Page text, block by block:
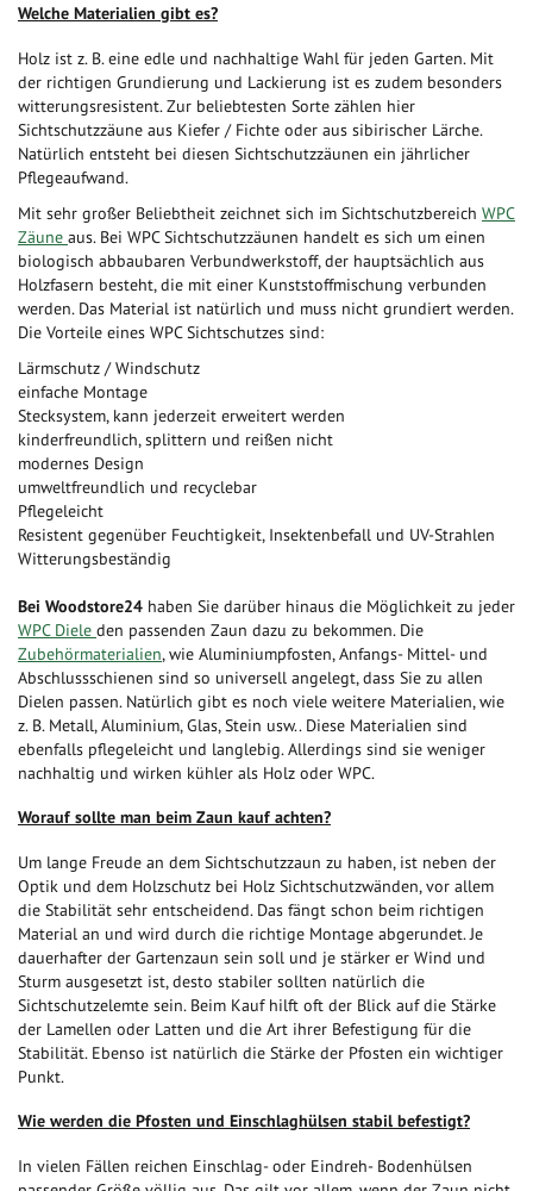
Welche Materialien gibt es?
Holz ist z. B. eine edle und nachhaltige Wahl für jeden Garten. Mit
der richtigen Grundierung und Lackierung ist es zudem besonders
witterungsresistent. Zur beliebtesten Sorte zählen hier
Sichtschutzzäune aus Kiefer / Fichte oder aus sibirischer Lärche.
Natürlich entsteht bei diesen Sichtschutzzäunen ein jährlicher
Pflegeaufwand.
Mit sehr großer Beliebtheit zeichnet sich im Sichtschutzbereich WPC
Zäune aus. Bei WPC Sichtschutzzäunen handelt es sich um einen
biologisch abbaubaren Verbundwerkstoff, der hauptsächlich aus
Holzfasern besteht, die mit einer Kunststoffmischung verbunden
werden. Das Material ist natürlich und muss nicht grundiert werden.
Die Vorteile eines WPC Sichtschutzes sind:
Lärmschutz / Windschutz
einfache Montage
Stecksystem, kann jederzeit erweitert werden
kinderfreundlich, splittern und reißen nicht
modernes Design
umweltfreundlich und recyclebar
Pflegeleicht
Resistent gegenüber Feuchtigkeit, Insektenbefall und UV-Strahlen
Witterungsbeständig
Bei Woodstore24 haben Sie darüber hinaus die Möglichkeit zu jeder
WPC Diele den passenden Zaun dazu zu bekommen. Die
Zubehörmaterialien, wie Aluminiumpfosten, Anfangs- Mittel- und
Abschlussschienen sind so universell angelegt, dass Sie zu allen
Dielen passen. Natürlich gibt es noch viele weitere Materialien, wie
z. B. Metall, Aluminium, Glas, Stein usw.. Diese Materialien sind
ebenfalls pflegeleicht und langlebig. Allerdings sind sie weniger
nachhaltig und wirken kühler als Holz oder WPC.
Worauf sollte man beim Zaun kauf achten?
Um lange Freude an dem Sichtschutzzaun zu haben, ist neben der
Optik und dem Holzschutz bei Holz Sichtschutzwänden, vor allem
die Stabilität sehr entscheidend. Das fängt schon beim richtigen
Material an und wird durch die richtige Montage abgerundet. Je
dauerhafter der Gartenzaun sein soll und je stärker er Wind und
Sturm ausgesetzt ist, desto stabiler sollten natürlich die
Sichtschutzelemte sein. Beim Kauf hilft oft der Blick auf die Stärke
der Lamellen oder Latten und die Art ihrer Befestigung für die
Stabilität. Ebenso ist natürlich die Stärke der Pfosten ein wichtiger
Punkt.
Wie werden die Pfosten und Einschlaghülsen stabil befestigt?
In vielen Fällen reichen Einschlag- oder Eindreh- Bodenhülsen